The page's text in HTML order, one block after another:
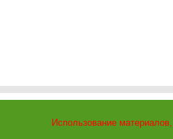
Использование